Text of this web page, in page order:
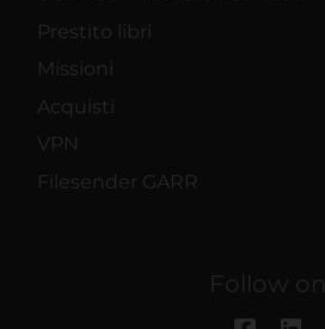
Prestito libri
Missioni
Acquisti
VPN
Filesender GARR
Follow on